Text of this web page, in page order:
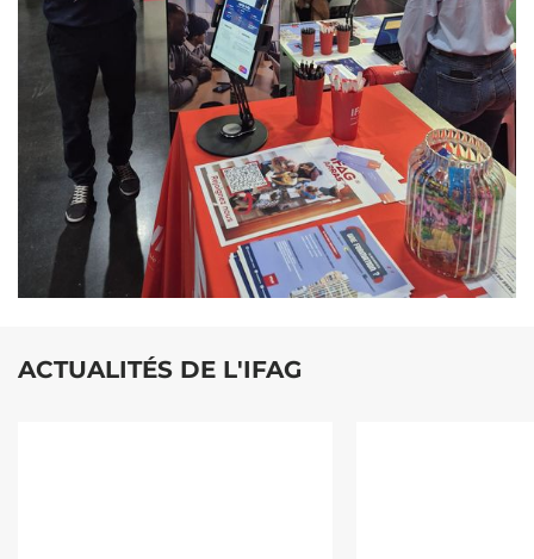
ACTUALITÉS DE L'IFAG